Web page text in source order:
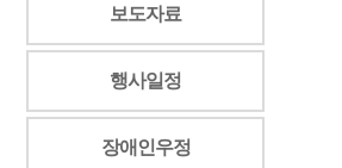
보도자료
행사일정
장애인우정